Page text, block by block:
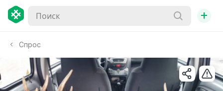
+
Спрос